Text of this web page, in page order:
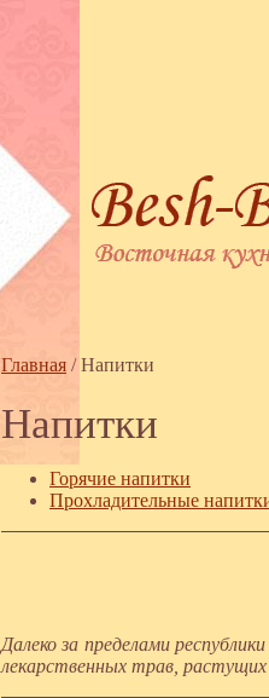
Главная /Напитки
Напитки
Горячие напитки
Прохладительные
Далеко за пределами
лекарственных трав, растущих